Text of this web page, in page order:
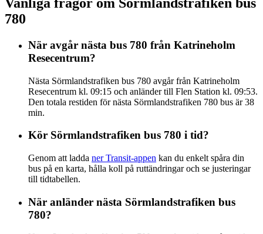
780
När avgår nästa bus 780 från Katrineholm
Resecentrum?
Nästa Sörmlandstrafiken bus 780 avgår från Katrineholm
Resecentrum kl. 09:15 och anländer till Flen Station kl. 09:53.
Den totala restiden för nästa Sörmlandstrafiken 780 bus är 38
min.
Kör Sörmlandstrafiken bus 780 i tid?
Genom att ladda ner Transit-appen kan du enkelt spåra din
bus på en karta, hålla koll på ruttändringar och se justeringar
till tidtabellen.
När anländer nästa Sörmlandstrafiken bus
780?